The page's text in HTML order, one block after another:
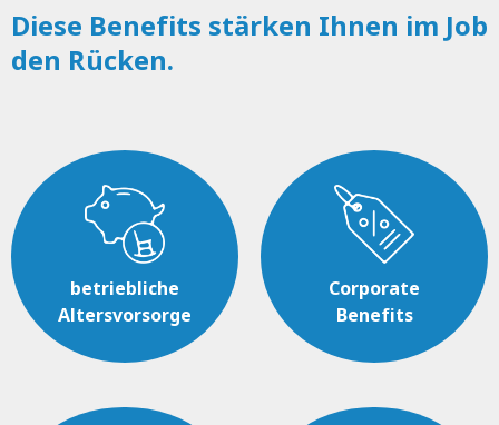
Diese Benefits stärken Ihnen im Job
den Rücken.
betriebliche
Altersvorsorge
Corporate
Benefits